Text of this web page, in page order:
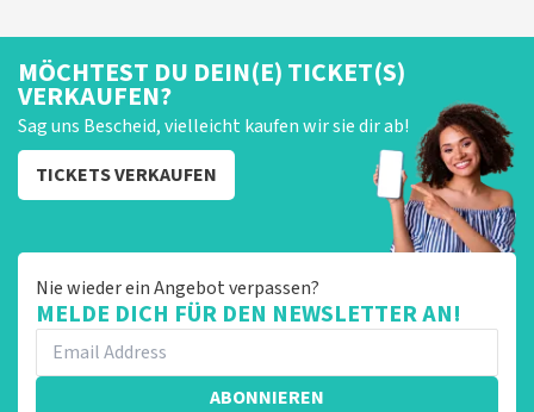
MÖCHTEST DU DEIN(E) TICKET(S)
VERKAUFEN?
Sag uns Bescheid, vielleicht kaufen wir sie dir ab!
TICKETS VERKAUFEN
Nie wieder ein Angebot verpassen?
MELDE DICH FÜR DEN NEWSLETTER AN!
ABONNIEREN